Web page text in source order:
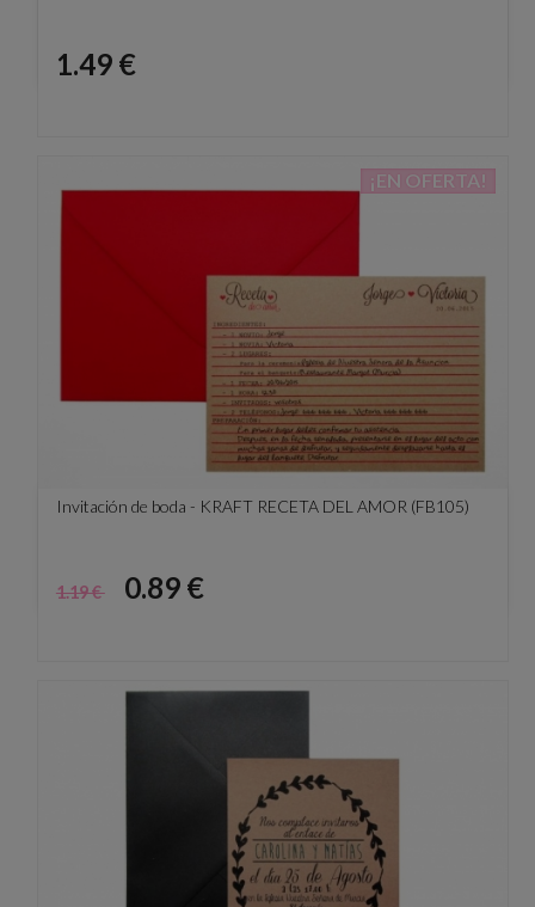
Precio
1.49 €
Invitación de boda - KRAFT RECETA DEL AMOR (FB105)
Precio
base
Precio
1.19 € 0.89 €
¡EN OFERTA!